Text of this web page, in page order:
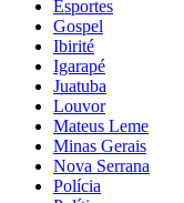
Esportes
Gospel
Ibirité
Igarapé
Juatuba
Louvor
Mateus Leme
Minas Gerais
Nova Serrana
Polícia